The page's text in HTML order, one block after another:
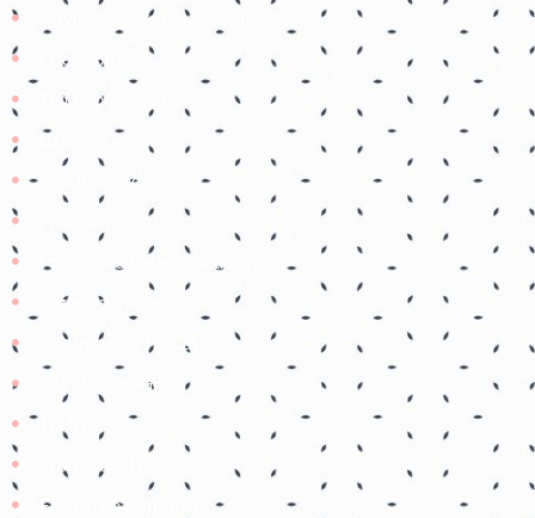
Atividades Pedagógicas Suzano
Etiene prof
Tudo é pedagógico
Balão de Ideias
Prof Roh Pedroso
Professora Rebeca Neumann
Jogos educativos
Coisinhas da Tia Cal
@ProfessoraGii
Professora Lisiê
Ensinando com amor